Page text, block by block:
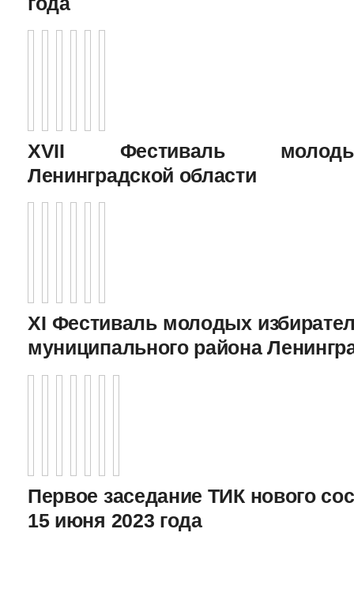
XVII Фестиваль
Ленинградской области
XI Фестиваль молодых
муниципального района
Первое заседание ТИК нового
15 июня 2023 года